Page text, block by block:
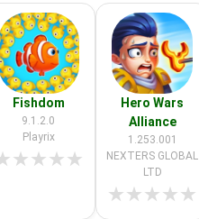
Fishdom
9.1.2.0
Playrix
★★★★
Hero Wars
Alliance
1.253.001
NEXTERS GLOBAL
LTD
★★★★★